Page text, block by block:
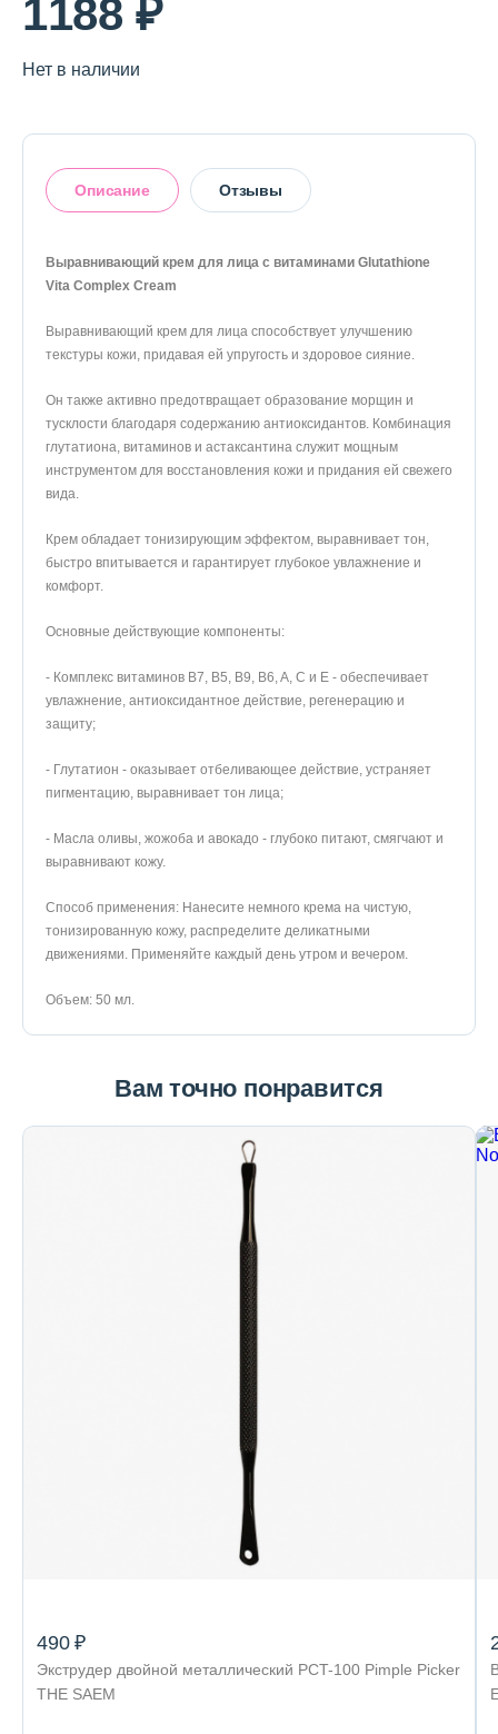
Контактная информация
Телефон Whats’APP
1188 ₽
Нет в наличии
Описание Отзывы
Выравнивающий крем для лица с витаминами Glutathione
Vita Complex Cream
Выравнивающий крем для лица способствует улучшению
текстуры кожи, придавая ей упругость и здоровое сияние.
Он также активно предотвращает образование морщин и
тусклости благодаря содержанию антиоксидантов. Комбинация
глутатиона, витаминов и астаксантина служит мощным
инструментом для восстановления кожи и придания ей свежего
вида.
Крем обладает тонизирующим эффектом, выравнивает тон,
быстро впитывается и гарантирует глубокое увлажнение и
комфорт.
Основные действующие компоненты:
- Комплекс витаминов B7, B5, B9, B6, A, C и E - обеспечивает
увлажнение, антиоксидантное действие, регенерацию и
защиту;
- Глутатион - оказывает отбеливающее действие, устраняет
пигментацию, выравнивает тон лица;
- Масла оливы, жожоба и авокадо - глубоко питают, смягчают и
выравнивают кожу.
Способ применения: Нанесите немного крема на чистую,
тонизированную кожу, распределите деликатными
движениями. Применяйте каждый день утром и вечером.
Объем: 50 мл.
Вам точно понравится
490 ₽
Экструдер двойной металлический PCT-100 Pimple Picker
THE SAEM